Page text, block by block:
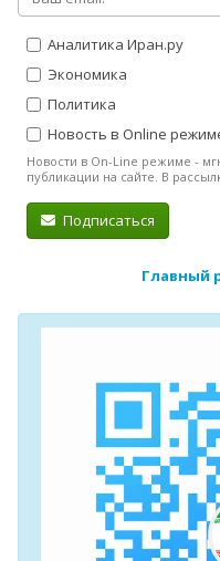
Аналитика Иран.ру
Экономика
Политика
Новость в Online
Новости в On-Line режиме -
публикации на сайте. В
Подписаться
Главный